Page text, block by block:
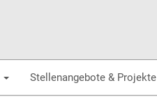
Stellenangebote & Projekte